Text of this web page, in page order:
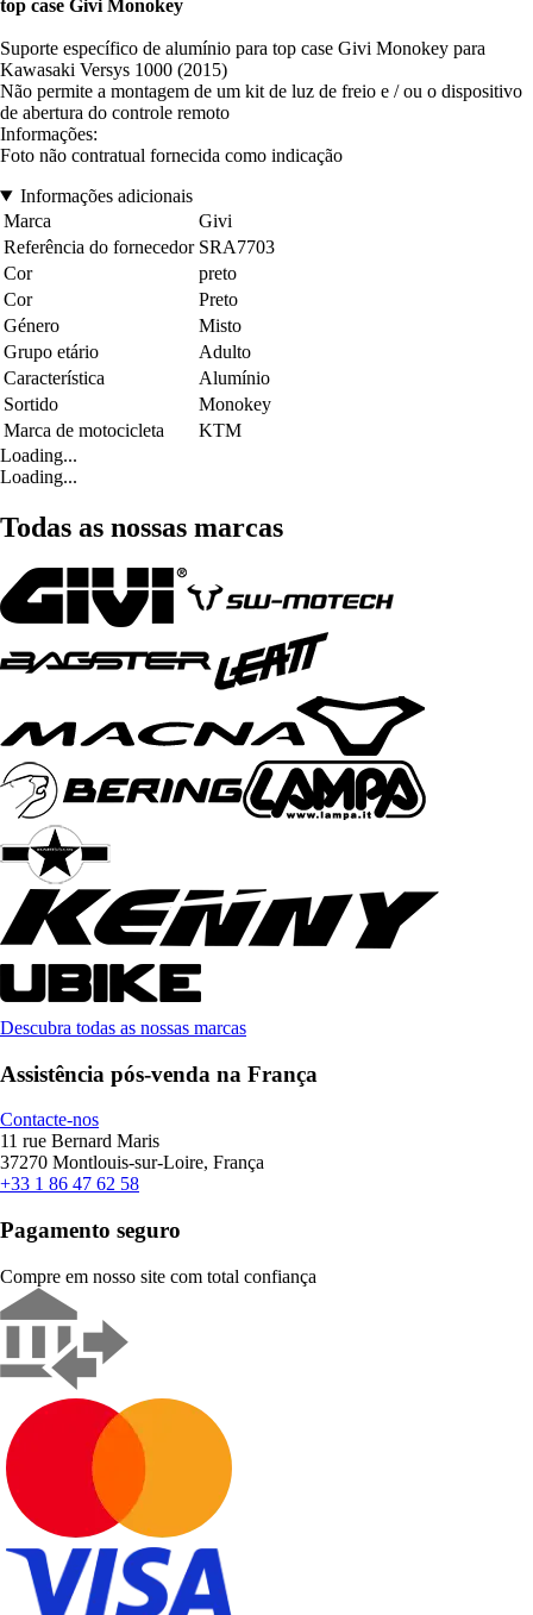
top case Givi Monokey
Suporte específico de alumínio para top case Givi Monokey para
Kawasaki Versys 1000 (2015)
Não permite a montagem de um kit de luz de freio e / ou o dispositivo
de abertura do controle remoto
Informações:
Foto não contratual fornecida como indicação
Informações adicionais
Marca
Givi
Referência do fornecedor SRA7703
Cor
preto
Cor
Preto
Género
Misto
Grupo etário
Adulto
Característica
Alumínio
Sortido
Monokey
Marca de motocicleta
KTM
Loading...
Loading...
Todas as nossas marcas
Descubra todas as nossas marcas
Assistência pós-venda na França
Contacte-nos
11 rue Bernard Maris
37270 Montlouis-sur-Loire, França
+33 1 86 47 62 58
Pagamento seguro
Compre em nosso site com total confiança